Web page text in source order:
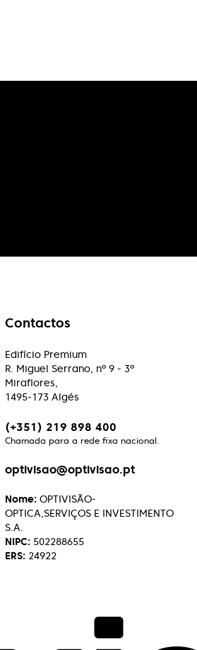
Contactos
Edifício Premium
R. Miguel Serrano, nº 9 - 3º
Miraflores,
1495-173 Algés
(+351) 219 898 400
Chamada para a rede fixa nacional.
optivisao@optivisao.pt
Nome: OPTIVISÃO-
OPTICA,SERVIÇOS E INVESTIMENTO
S.A.
NIPC: 502288655
ERS: 24922